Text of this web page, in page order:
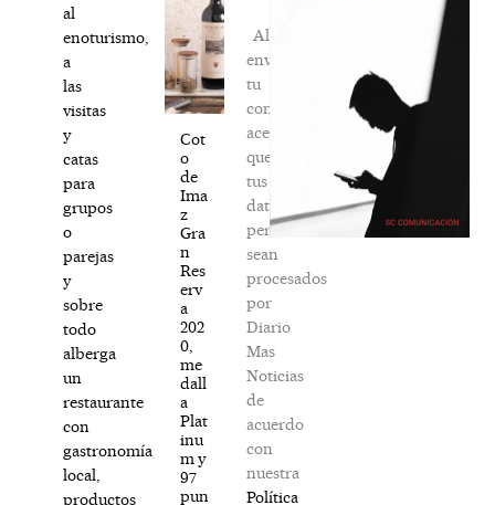
al
enoturismo,
a
las
visitas
y
catas
para
grupos
o
parejas
y
sobre
todo
alberga
un
restaurante
con
gastronomía
local,
productos
Cot
o
de
Ima
z
Gra
n
Res
erv
a
202
0,
me
dall
a
Plat
inu
m y
97
pun
Al
enviar
tu
comentario,
aceptas
que
tus
datos
personales
sean
procesados
por
Diario
Mas
Noticias
de
acuerdo
con
nuestra
Política